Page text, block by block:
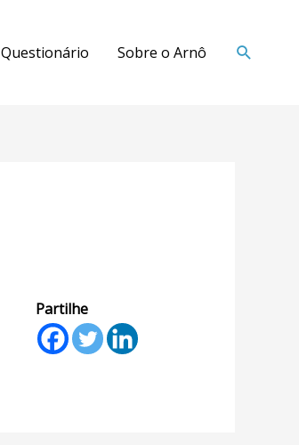
Questionário Sobre o Arnô
Partilhe